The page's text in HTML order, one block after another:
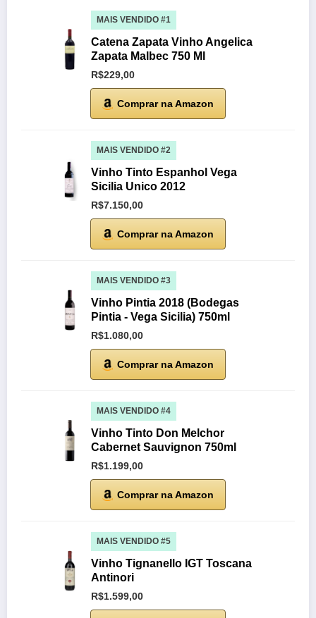
MAIS VENDIDO #1
Catena Zapata Vinho Angelica
Zapata Malbec 750 Ml
R$229,00
Comprar na Amazon
MAIS VENDIDO #2
Vinho Tinto Espanhol Vega
Sicilia Unico 2012
R$7.150,00
Comprar na Amazon
MAIS VENDIDO #3
Vinho Pintia 2018 (Bodegas
Pintia - Vega Sicilia) 750ml
R$1.080,00
Comprar na Amazon
MAIS VENDIDO #4
Vinho Tinto Don Melchor
Cabernet Sauvignon 750ml
R$1.199,00
Comprar na Amazon
MAIS VENDIDO #5
Vinho Tignanello IGT Toscana
Antinori
R$1.599,00